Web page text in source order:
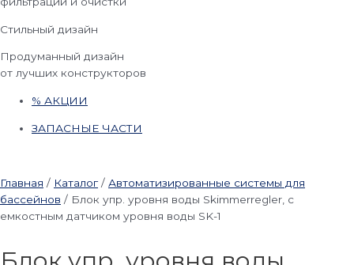
Стильный дизайн
Продуманный дизайн
от лучших конструкторов
% АКЦИИ
ЗАПАСНЫЕ ЧАСТИ
Главная / Каталог / Автоматизированные системы для
бассейнов / Блок упр. уровня воды Skimmerregler, с
емкостным датчиком уровня воды SK-1